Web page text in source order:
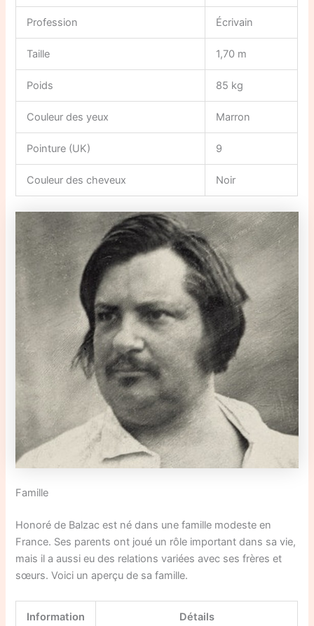
Profession Écrivain
Taille 1,70 m
Poids 85 kg
Couleur des yeux Marron
Pointure (UK) 9
Couleur des cheveux Noir
Famille
Honoré de Balzac est né dans une famille modeste en
France. Ses parents ont joué un rôle important dans sa vie,
mais il a aussi eu des relations variées avec ses frères et
sœurs. Voici un aperçu de sa famille.
Information Détails